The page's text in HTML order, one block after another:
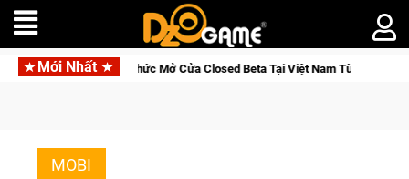
Mới Nhất
Tại Việt Nam Từ 04 – 11/08/2026 Gia Nhập Closed
MOBI